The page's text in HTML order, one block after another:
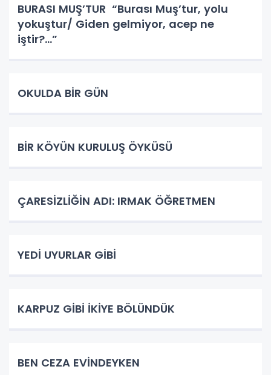
BURASI MUŞ’TUR “Burası Muş’tur, yolu
yokuştur/ Giden gelmiyor, acep ne
iştir?...”
OKULDA BİR GÜN
BİR KÖYÜN KURULUŞ ÖYKÜSÜ
ÇARESİZLİĞİN ADI: IRMAK ÖĞRETMEN
YEDİ UYURLAR GİBİ
KARPUZ GİBİ İKİYE BÖLÜNDÜK
BEN CEZA EVİNDEYKEN